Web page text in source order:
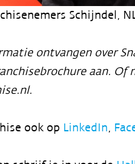
Schijndel,
ontvangen over
aan. Of
ook op LinkedIn